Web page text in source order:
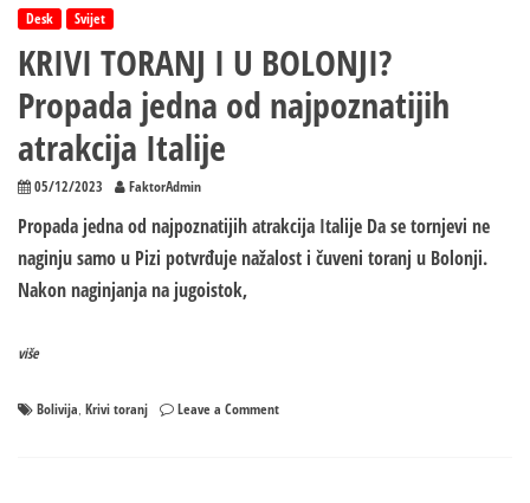
Desk Svijet
KRIVI TORANJ I U BOLONJI?
Propada jedna od najpoznatijih
atrakcija Italije
05/12/2023 FaktorAdmin
Propada jedna od najpoznatijih atrakcija Italije Da se tornjevi ne
naginju samo u Pizi potvrđuje nažalost i čuveni toranj u Bolonji.
Nakon naginjanja na jugoistok,
više
Bolivija, Krivi toranj Leave a Commenton